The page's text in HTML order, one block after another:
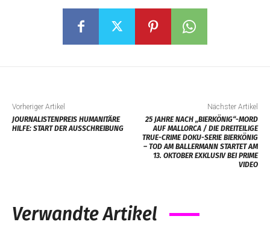
Vorheriger Artikel
JOURNALISTENPREIS HUMANITÄRE
HILFE: START DER AUSSCHREIBUNG
Nächster Artikel
25 JAHRE NACH „BIERKÖNIG“-MORD
AUF MALLORCA / DIE DREITEILIGE
TRUE-CRIME DOKU-SERIE BIERKÖNIG
– TOD AM BALLERMANN STARTET AM
13. OKTOBER EXKLUSIV BEI PRIME
VIDEO
Verwandte Artikel